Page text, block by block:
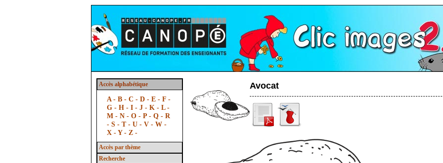
Accès alphabétique
A - B - C - D - E - F -
G - H - I - J - K - L -
M - N - O - P - Q - R
- S - T - U - V - W -
X -Y - Z -
Accès par thème
Recherche
Avocat